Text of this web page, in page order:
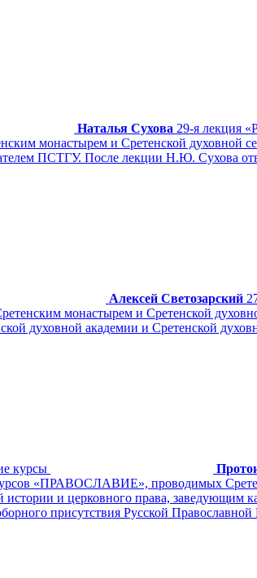
Наталья Сухова 29-я лекция
монастырем и Сретенской духовной
ПСТГУ. После лекции Н.Ю. Сухова
Алексей Светозарский
монастырем и Сретенской
духовной академии и Сретенской
курсы
курсов «ПРАВОСЛАВИЕ», проводимых
и церковного права, заведующим
присутствия Русской